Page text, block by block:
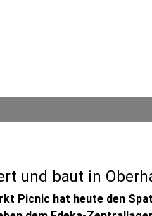
und baut in
Picnic hat heute den